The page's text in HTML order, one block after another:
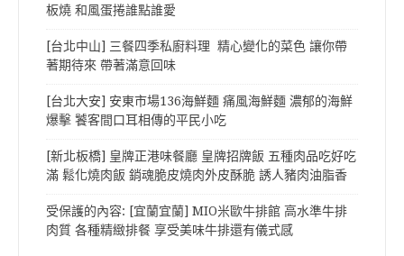
板燒 和風蛋捲誰點誰愛
[台北中山] 三餐四季私廚料理 精心變化的菜色 讓你帶
著期待來 帶著滿意回味
[台北大安] 安東市場136海鮮麵 痛風海鮮麵 濃郁的海鮮
爆擊 饕客間口耳相傳的平民小吃
[新北板橋] 皇牌正港味餐廳 皇牌招牌飯 五種肉品吃好吃
滿 鬆化燒肉飯 銷魂脆皮燒肉外皮酥脆 誘人豬肉油脂香
受保護的內容: [宜蘭宜蘭] MIO米歐牛排館 高水準牛排
肉質 各種精緻排餐 享受美味牛排還有儀式感